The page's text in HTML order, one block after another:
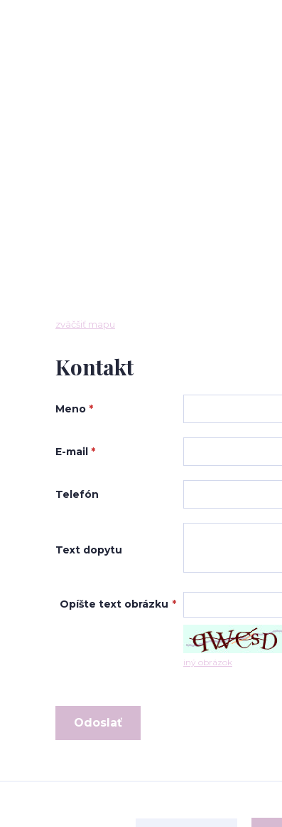
zväčšiť mapu
Kontakt
Meno *
E-mail *
Telefón
Text dopytu
Opíšte text obrázku *
iný obrázok